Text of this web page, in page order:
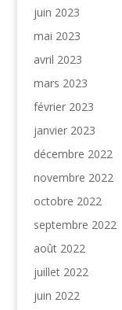
juin 2023
mai 2023
avril 2023
mars 2023
février 2023
janvier 2023
décembre 2022
novembre 2022
octobre 2022
septembre 2022
août 2022
juillet 2022
juin 2022